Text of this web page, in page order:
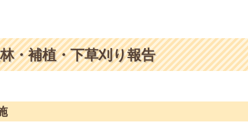
・補植・下草刈り報告